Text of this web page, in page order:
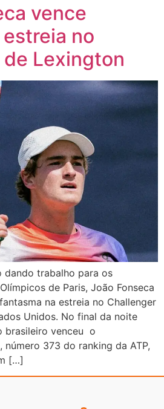
vence
no
Lexington
dando trabalho para os
de Paris, João Fonseca
na estreia no Challenger
Unidos. No final da noite
brasileiro venceu o
número 373 do ranking da ATP,
[…]